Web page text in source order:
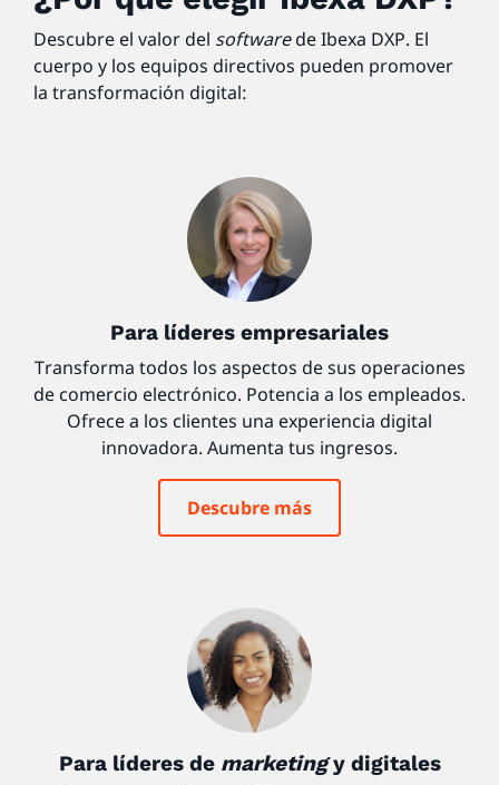
Descubre el valor del softwarede Ibexa DXP. El
cuerpo y los equipos directivos pueden promover
la transformación digital:
Para líderes empresariales
Transforma todos los aspectos de sus operaciones
de comercio electrónico. Potencia a los empleados.
Ofrece a los clientes una experiencia digital
innovadora. Aumenta tus ingresos.
Descubre más
Para líderes de marketingy digitales